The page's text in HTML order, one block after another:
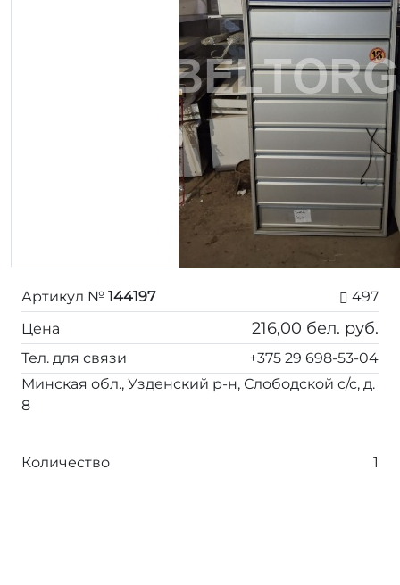
Артикул № 144197
497
Цена
216,00 бел. руб.
Тел. для связи
+375 29 698-53-04
Минская обл., Узденский р-н, Слободской с/с, д.
8
Количество 1